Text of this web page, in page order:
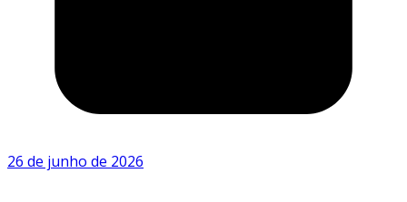
26 de junho de 2026